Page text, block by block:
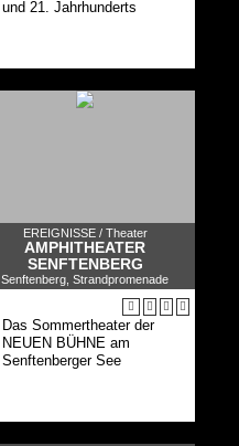
und 21. Jahrhunderts
EREIGNISSE / Theater
AMPHITHEATER
SENFTENBERG
Senftenberg, Strandpromenade
Das Sommertheater der
NEUEN BÜHNE am
Senftenberger See